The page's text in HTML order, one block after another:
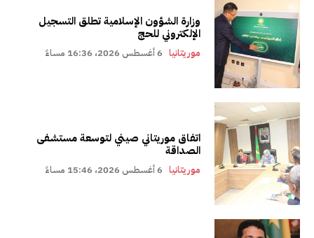
وزارة الشؤون الإسلامية تطلق التسجيل
الإلكتروني للحج
موريتانيا 6 أغسطس 2026، 16:36 مساءً
اتفاق موريتاني صيني لتوسعة مستشفى
الصداقة
موريتانيا 6 أغسطس 2026، 15:46 مساءً